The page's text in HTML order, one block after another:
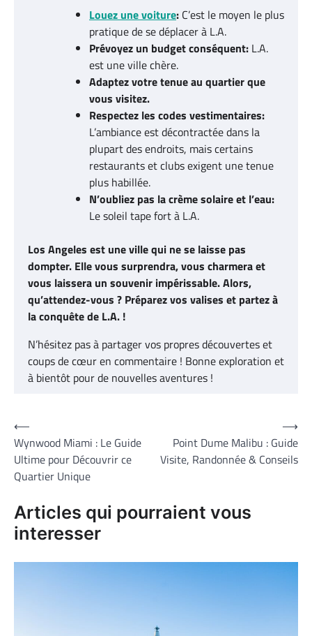
Louez une voiture: C’est le moyen le plus
pratique de se déplacer à L.A.
Prévoyez un budget conséquent: L.A.
est une ville chère.
Adaptez votre tenue au quartier que
vous visitez.
Respectez les codes vestimentaires:
L’ambiance est décontractée dans la
plupart des endroits, mais certains
restaurants et clubs exigent une tenue
plus habillée.
N’oubliez pas la crème solaire et l’eau:
Le soleil tape fort à L.A.
Los Angeles est une ville qui ne se laisse pas
dompter. Elle vous surprendra, vous charmera et
vous laissera un souvenir impérissable. Alors,
qu’attendez-vous ? Préparez vos valises et partez à
la conquête de L.A. !
N’hésitez pas à partager vos propres découvertes et
coups de cœur en commentaire ! Bonne exploration et
à bientôt pour de nouvelles aventures !
Navigation
de
l’article
⟵
Wynwood Miami : Le Guide
Ultime pour Découvrir ce
Quartier Unique
Point Dume Malibu : Guide
Visite, Randonnée & Conseils
⟶
Articles qui pourraient vous
interesser